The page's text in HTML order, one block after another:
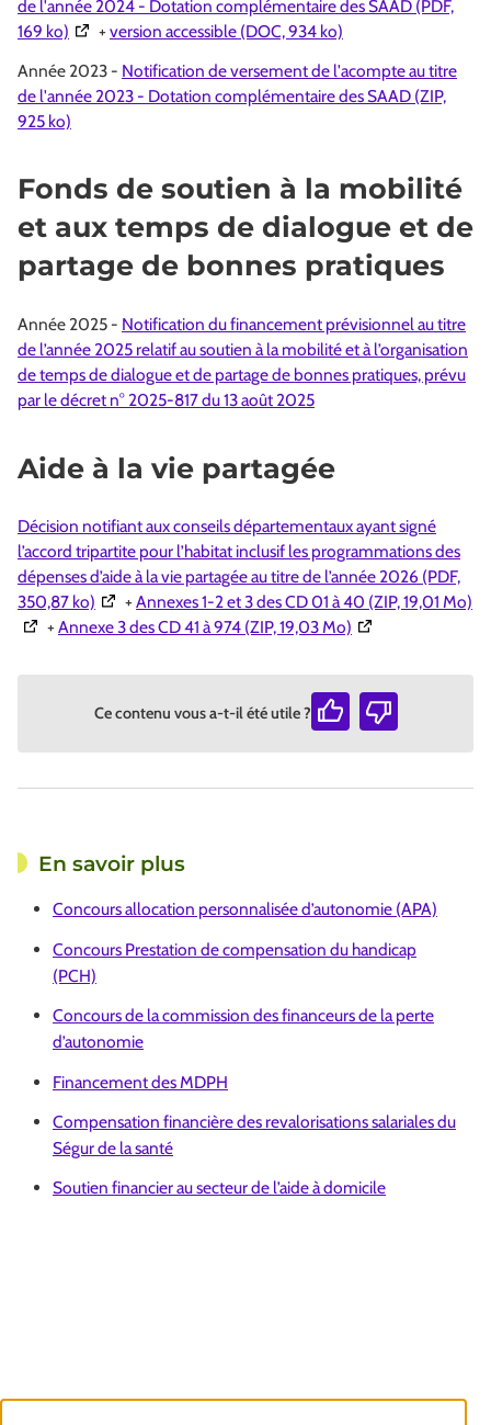
de l'année 2024 - Dotation complémentaire des SAAD (PDF,
169 ko) (Ouverture dans une nouvelle fenêtre)
+version accessible (DOC, 934 ko)
Année 2023 - Notification de versement de l'acompte au titre
de l'année 2023 - Dotation complémentaire des SAAD (ZIP,
925 ko)
Fonds de soutien à la mobilité
et aux temps de dialogue et de
partage de bonnes pratiques
Année 2025 - Notification du financement prévisionnel au titre
de l’année 2025 relatif au soutien à la mobilité et à l’organisation
de temps de dialogue et de partage de bonnes pratiques, prévu
par le décret n° 2025-817 du 13 août 2025
Aide à la vie partagée
Décision notifiant aux conseils départementaux ayant signé
l’accord tripartite pour l’habitat inclusif les programmations des
dépenses d’aide à la vie partagée au titre de l’année 2026 (PDF,
350,87 ko) (Ouverture dans une nouvelle fenêtre)
+Annexes 1-2 et 3 des CD 01 à 40 (ZIP, 19,01 Mo)
+Annexe 3 des CD 41 à 974 (ZIP, 19,03 Mo) (Ouverture dans
Ce contenu vous a-t-il été utile ?
En savoir plus
Concours allocation personnalisée d’autonomie (APA)
Concours Prestation de compensation du handicap
(PCH)
Concours de la commission des financeurs de la perte
d’autonomie
Financement des MDPH
Compensation financière des revalorisations salariales du
Ségur de la santé
Soutien financier au secteur de l’aide à domicile